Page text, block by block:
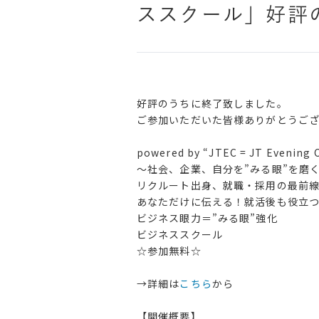
ススクール」好評
好評のうちに終了致しました。
ご参加いただいた皆様ありがとうご
powered by “JTEC = JT Evening
～社会、企業、自分を”みる眼”を磨
リクルート出身、就職・採用の最前
あなただけに伝える！就活後も役立
ビジネス眼力＝”みる眼”強化
ビジネススクール
☆参加無料☆
→詳細はこちらから
【開催概要】